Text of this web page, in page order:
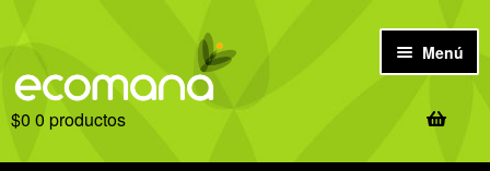
Ir
la
navegación
Ir
contenido
Menú
Inicio
$0 0 productos